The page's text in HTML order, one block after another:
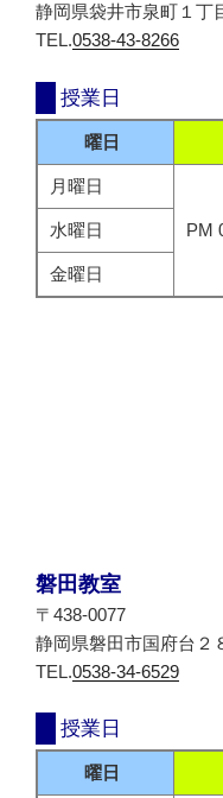
静岡県袋井市泉町１丁
TEL.0538-43-8266
授業日
曜日
月曜日
PM
水曜日
金曜日
磐田教室
〒438-0077
静岡県磐田市国府台２
TEL.0538-34-6529
授業日
曜日